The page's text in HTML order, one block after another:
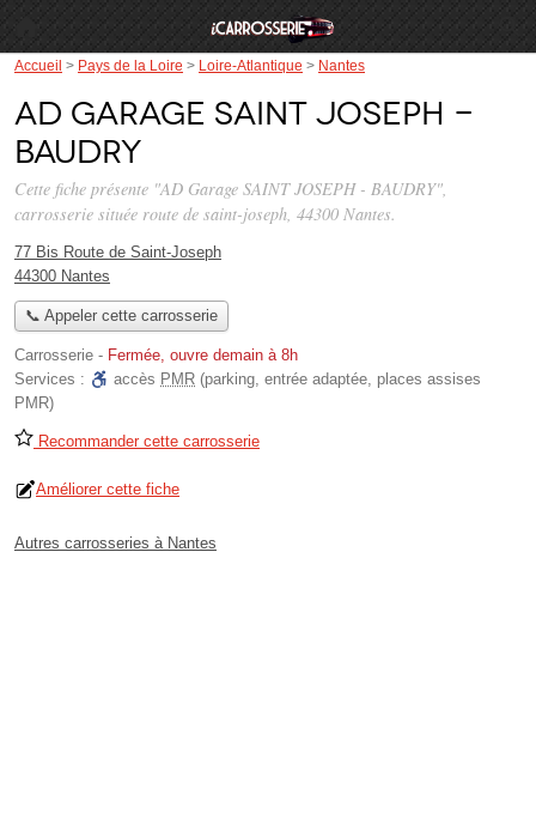
Accueil > Pays de la Loire > Loire-Atlantique > Nantes
AD Garage SAINT JOSEPH -
BAUDRY
Cette fiche présente "AD Garage SAINT JOSEPH - BAUDRY",
carrosserie située route de saint-joseph, 44300 Nantes.
77 Bis Route de Saint-Joseph
44300 Nantes
📞 Appeler cette carrosserie
Carrosserie - Fermée, ouvre demain à 8h
Services :
accès PMR (parking, entrée adaptée, places assises
PMR)
Recommander cette carrosserie
Améliorer cette fiche
Autres carrosseries à Nantes